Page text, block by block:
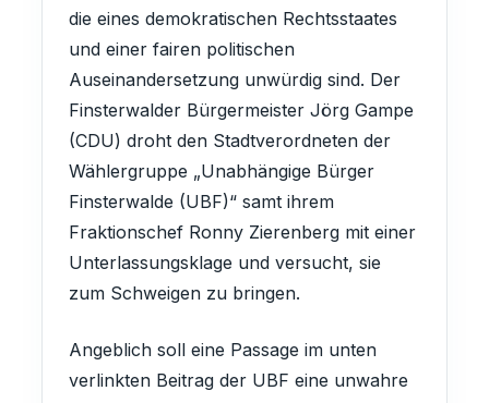
die eines demokratischen Rechtsstaates
und einer fairen politischen
Auseinandersetzung unwürdig sind. Der
Finsterwalder Bürgermeister Jörg Gampe
(CDU) droht den Stadtverordneten der
Wählergruppe „Unabhängige Bürger
Finsterwalde (UBF)“ samt ihrem
Fraktionschef Ronny Zierenberg mit einer
Unterlassungsklage und versucht, sie
zum Schweigen zu bringen.
Angeblich soll eine Passage im unten
verlinkten Beitrag der UBF eine unwahre